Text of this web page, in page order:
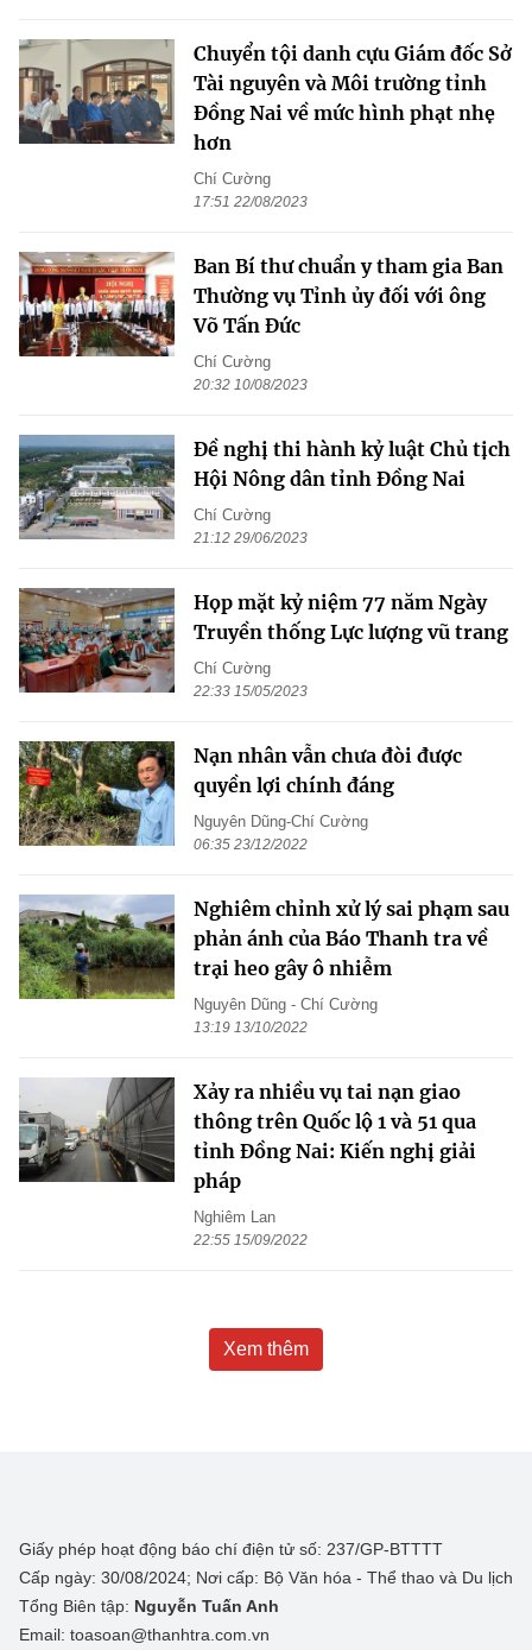
Chuyển tội danh cựu Giám đốc Sở
Tài nguyên và Môi trường tỉnh
Đồng Nai về mức hình phạt nhẹ
hơn
Chí Cường
17:51 22/08/2023
Ban Bí thư chuẩn y tham gia Ban
Thường vụ Tỉnh ủy đối với ông
Võ Tấn Đức
Chí Cường
20:32 10/08/2023
Đề nghị thi hành kỷ luật Chủ tịch
Hội Nông dân tỉnh Đồng Nai
Chí Cường
21:12 29/06/2023
Họp mặt kỷ niệm 77 năm Ngày
Truyền thống Lực lượng vũ trang
Chí Cường
22:33 15/05/2023
Nạn nhân vẫn chưa đòi được
quyền lợi chính đáng
Nguyên Dũng-Chí Cường
06:35 23/12/2022
Nghiêm chỉnh xử lý sai phạm sau
phản ánh của Báo Thanh tra về
trại heo gây ô nhiễm
Nguyên Dũng - Chí Cường
13:19 13/10/2022
Xảy ra nhiều vụ tai nạn giao
thông trên Quốc lộ 1 và 51 qua
tỉnh Đồng Nai: Kiến nghị giải
pháp
Nghiêm Lan
22:55 15/09/2022
Xem thêm
Giấy phép hoạt động báo chí điện tử số: 237/GP-BTTTT
Cấp ngày: 30/08/2024; Nơi cấp: Bộ Văn hóa - Thể thao và Du lịch
Tổng Biên tập: Nguyễn Tuấn Anh
Email: toasoan@thanhtra.com.vn